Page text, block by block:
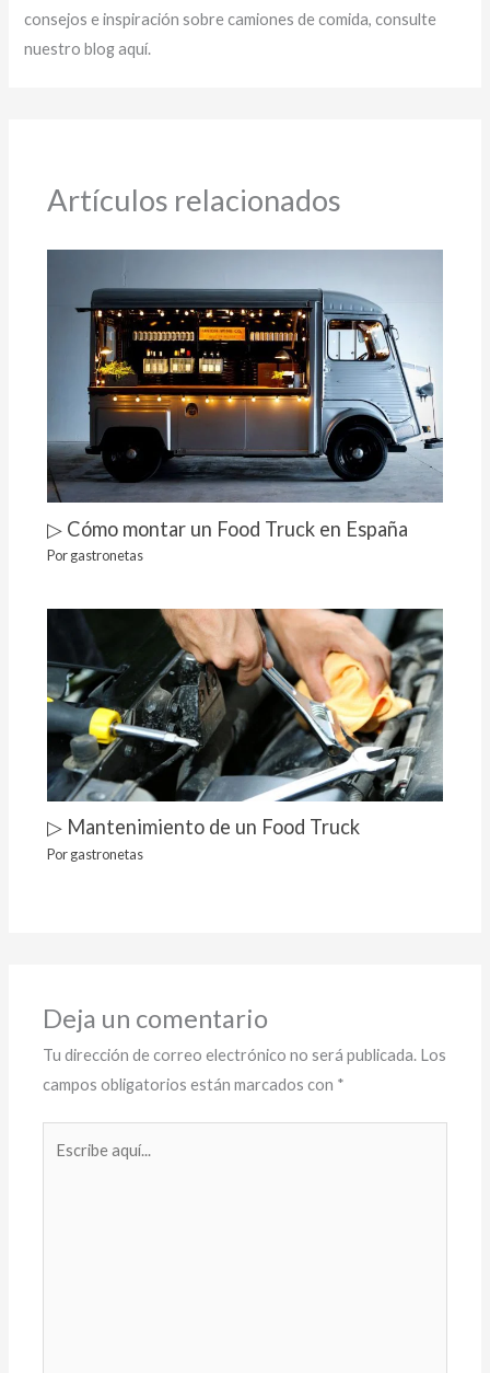
consejos e inspiración sobre camiones de comida, consulte
nuestro blog aquí.
Artículos relacionados
▷ Cómo montar un Food Truck en España
Porgastronetas
▷ Mantenimiento de un Food Truck
Porgastronetas
Deja un comentario
Tu dirección de correo electrónico no será publicada. Los
campos obligatorios están marcados con *